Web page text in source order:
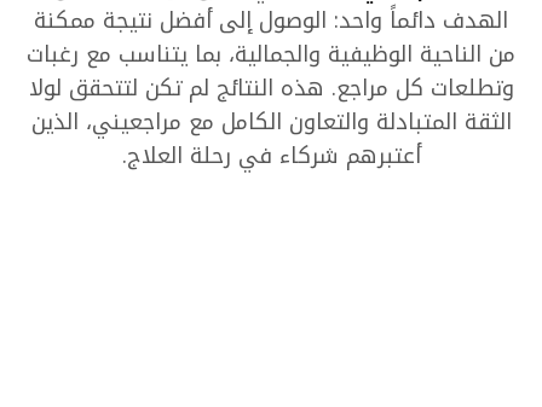
الهدف دائماً واحد: الوصول إلى أفضل نتيجة ممكنة
من الناحية الوظيفية والجمالية، بما يتناسب مع رغبات
وتطلعات كل مراجع. هذه النتائج لم تكن لتتحقق لولا
الثقة المتبادلة والتعاون الكامل مع مراجعيني، الذين
أعتبرهم شركاء في رحلة العلاج.